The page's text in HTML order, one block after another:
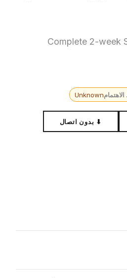
Complete 2-week
Unknown
⬇ بدون اتصال